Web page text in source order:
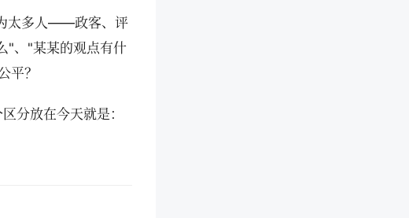
太多人——政客、评
"、"某某的观点有什
平？
分放在今天就是：